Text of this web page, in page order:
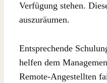
Verfügung stehen.
auszuräumen.
Entsprechende
helfen dem
Remote-Angestellten